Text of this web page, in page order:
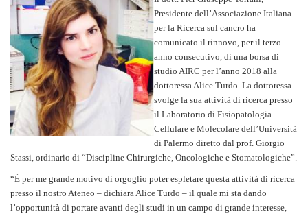
Presidente dell’Associazione Italiana
per la Ricerca sul cancro ha
comunicato il rinnovo, per il terzo
anno consecutivo, di una borsa di
studio AIRC per l’anno 2018 alla
dottoressa Alice Turdo. La dottoressa
svolge la sua attività di ricerca presso
il Laboratorio di Fisiopatologia
Cellulare e Molecolare dell’Università
di Palermo diretto dal prof. Giorgio
Stassi, ordinario di “Discipline Chirurgiche, Oncologiche e Stomatologiche”.
“È per me grande motivo di orgoglio poter espletare questa attività di ricerca
presso il nostro Ateneo – dichiara Alice Turdo – il quale mi sta dando
l’opportunità di portare avanti degli studi in un campo di grande interesse,